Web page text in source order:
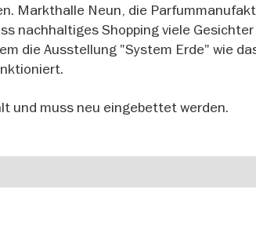
Markthalle Neun, die
nachhaltiges Shopping viele
die Ausstellung "System Erde" wie
und muss neu eingebettet werden.